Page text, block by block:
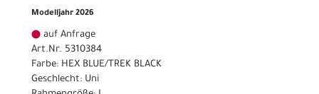
Modelljahr 2026
auf Anfrage
Art.Nr. 5310384
Farbe: HEX BLUE/TREK BLACK
Geschlecht: Uni